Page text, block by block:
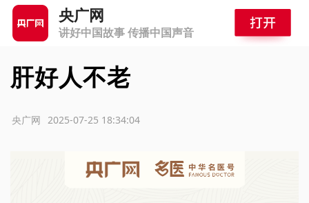
央广网
讲好中国故事 传播中国声音
肝好人不老
2025-07-25 18:34:04
央广网